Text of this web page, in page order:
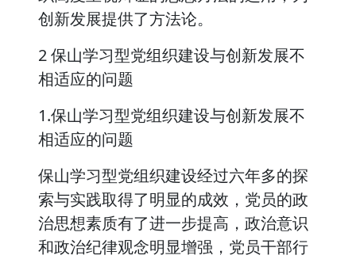
创新发展提供了方法论。
2 保山学习型党组织建设与创新发展不
相适应的问题
1.保山学习型党组织建设与创新发展不
相适应的问题
保山学习型党组织建设经过六年多的探
索与实践取得了明显的成效，党员的政
治思想素质有了进一步提高，政治意识
和政治纪律观念明显增强，党员干部行